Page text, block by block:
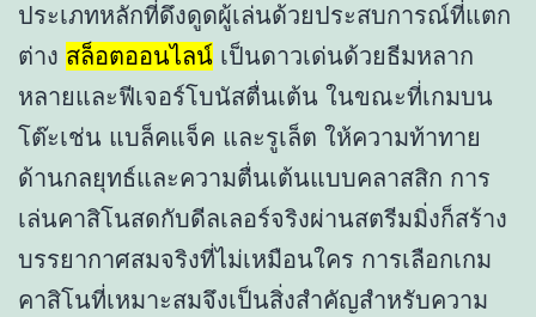
ประเภทหลักที่ดึงดูดผู้เล่นด้วยประสบการณ์ที่แตก
ต่าง สล็อตออนไลน์ เป็นดาวเด่นด้วยธีมหลาก
หลายและฟีเจอร์โบนัสตื่นเต้น ในขณะที่เกมบน
โต๊ะเช่น แบล็คแจ็ค และรูเล็ต ให้ความท้าทาย
ด้านกลยุทธ์และความตื่นเต้นแบบคลาสสิก การ
เล่นคาสิโนสดกับดีลเลอร์จริงผ่านสตรีมมิ่งก็สร้าง
บรรยากาศสมจริงที่ไม่เหมือนใคร การเลือกเกม
คาสิโนที่เหมาะสมจึงเป็นสิ่งสำคัญสำหรับความ